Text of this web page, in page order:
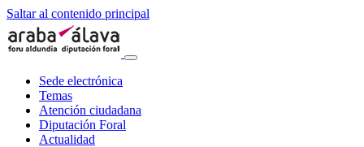
Saltar al contenido principal
Sede electrónica
Temas
Atención ciudadana
Diputación Foral
Actualidad